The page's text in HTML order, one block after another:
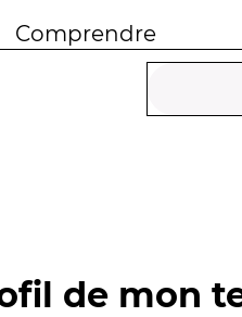
Comprendre
de mon